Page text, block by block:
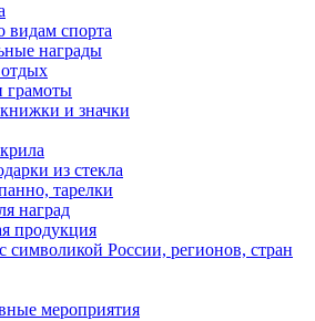
видам спорта
награды
и значки
из стекла
тарелки
наград
продукция
символикой России, регионов, стран
мероприятия